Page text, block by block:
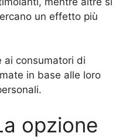
un effetto più
ai consumatori di
in base alle loro
opzione